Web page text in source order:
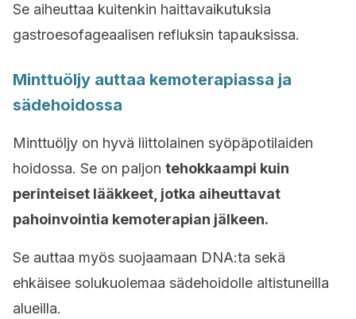
Se aiheuttaa kuitenkin haittavaikutuksia
gastroesofageaalisen refluksin tapauksissa.
Minttuöljy auttaa kemoterapiassa ja
sädehoidossa
Minttuöljy on hyvä liittolainen syöpäpotilaiden
hoidossa. Se on paljon tehokkaampi kuin
perinteiset lääkkeet, jotka aiheuttavat
pahoinvointia kemoterapian jälkeen.
Se auttaa myös suojaamaan DNA:ta sekä
ehkäisee solukuolemaa sädehoidolle altistuneilla
alueilla.